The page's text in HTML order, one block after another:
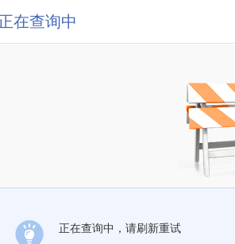
在查询中
正在查询中，请刷新重试